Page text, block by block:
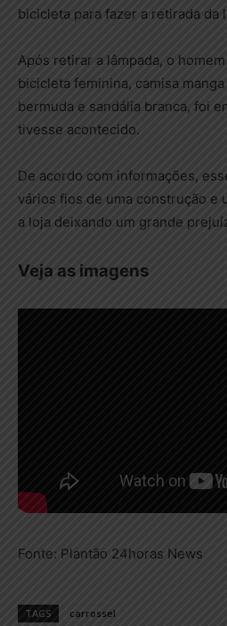
bicicleta para fazer a retirada da
Após retirar a lâmpada, o
bicicleta feminina, camisa
bermuda e sandália branca, foi
tivesse acontecido.
De acordo com informações,
vários fios de uma construção e
a loja deixando um grande
Veja as imagens
Fonte: Plantão 24horas News
TAGS carrossel